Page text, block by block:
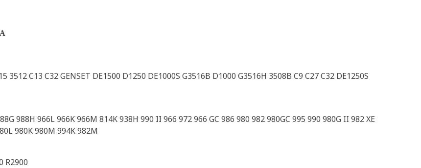
3512 C13 C32 GENSET DE1500 D1250 DE1000S G3516B D1000 G3516H 3508B C9 C27 C32 DE1250S
988H 966L 966K 966M 814K 938H 990 II 966 972 966 GC 986 980 982 980GC 995 990 980G II 982 XE
980K 980M 994K 982M
R2900